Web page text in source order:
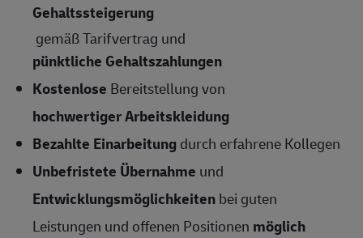
Gehaltssteigerung
gemäß Tarifvertrag und
pünktliche Gehaltszahlungen
Kostenlose Bereitstellung von
hochwertiger Arbeitskleidung
Bezahlte Einarbeitungdurch erfahrene Kollegen
Unbefristete Übernahme und
Entwicklungsmöglichkeitenbei guten
Leistungen und offenen Positionen möglich